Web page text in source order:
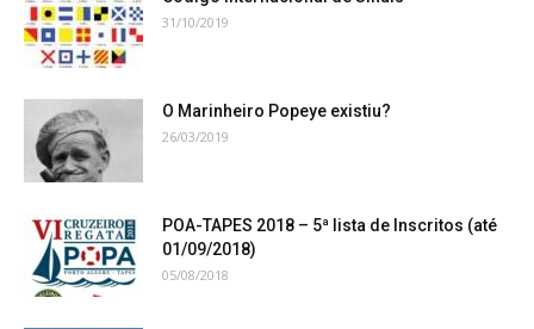
31/10/2019
O Marinheiro Popeye existiu?
26/03/2019
POA-TAPES 2018 – 5ª lista de Inscritos (até
01/09/2018)
05/08/2018